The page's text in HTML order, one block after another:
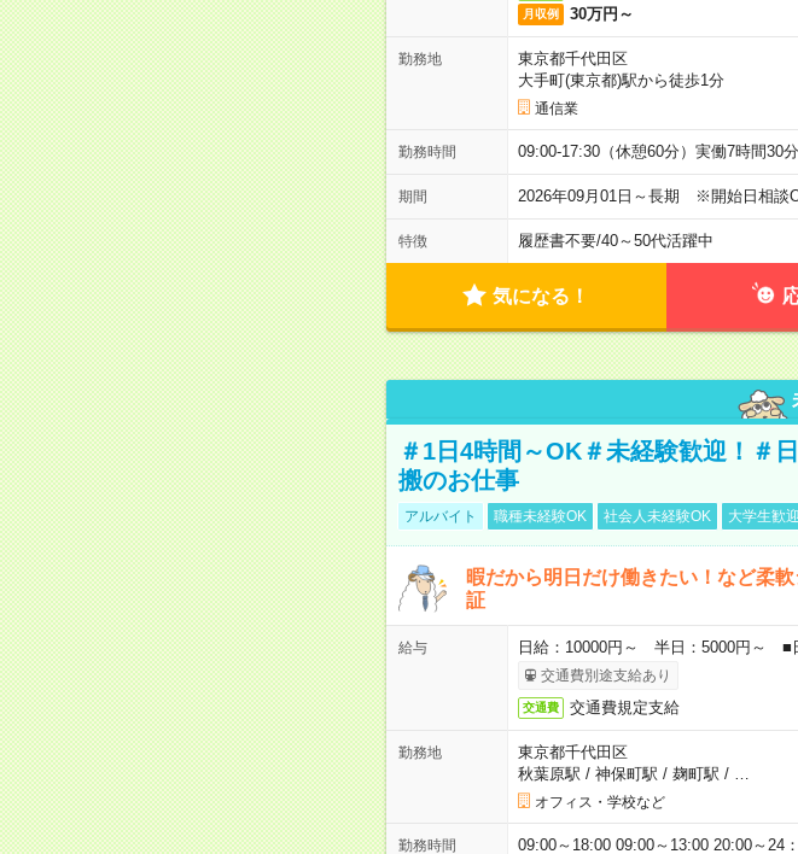
月収例 30万円～
勤務地
東京都千代田区
大手町(東京都)駅から徒歩1分
通信業
勤務時間 09:00-17:30（休憩60分）実働7時間30分
期間 2026年09月01日～長期 ※開始日相
特徴 履歴書不要/40～50代活躍中
気になる！
＃1日4時間～OK＃未経験歓迎！＃
搬のお仕事
アルバイト 職種未経験OK 社会人未経験OK 大学生歓迎
暇だから明日だけ働きたい！など柔
証
給与 日給：10000円～ 半日：5000円～ ■
交通費別途支給あり
交通費 交通費規定支給
勤務地
東京都千代田区
秋葉原駅 / 神保町駅 / 麹町駅 /
オフィス・学校など
勤務時間 09:00～18:00 09:00～13:00 20:00～24